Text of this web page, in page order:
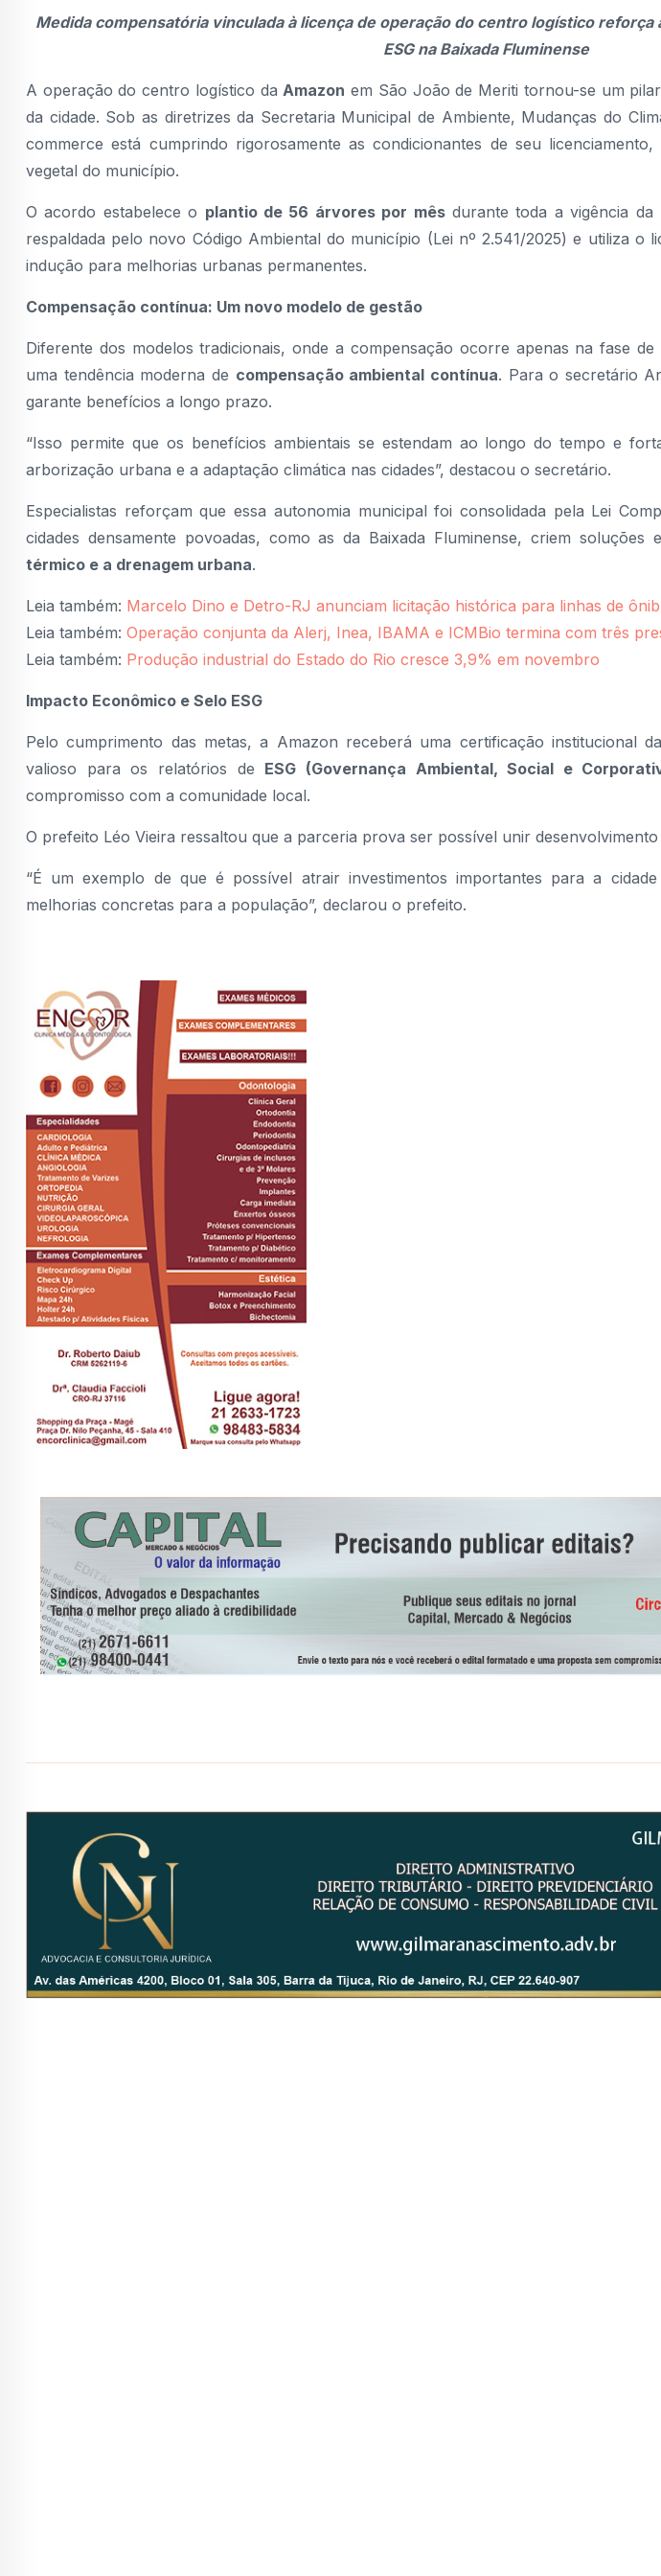
Medida compensatória vinculada à licença de operação do centro logístico reforça
ESG na Baixada Fluminense
A operação do centro logístico da Amazon em São João de Meriti tornou-se um
da cidade. Sob as diretrizes da Secretaria Municipal de Ambiente, Mudanças do
commerce está cumprindo rigorosamente as condicionantes de seu
vegetal do município.
O acordo estabelece o plantio de 56 árvores por mêsdurante toda a vigência da
respaldada pelo novo Código Ambiental do município (Lei nº 2.541/2025) e utiliza o
indução para melhorias urbanas permanentes.
Compensação contínua: Um novo modelo de gestão
Diferente dos modelos tradicionais, onde a compensação ocorre apenas na fase
uma tendência moderna de compensação ambiental contínua. Para o secretário
garante benefícios a longo prazo.
“Isso permite que os benefícios ambientais se estendam ao longo do tempo e
arborização urbana e a adaptação climática nas cidades”, destacou o secretário.
Especialistas reforçam que essa autonomia municipal foi consolidada pela Lei
cidades densamente povoadas, como as da Baixada Fluminense, criem soluções
térmico e a drenagem urbana.
Leia também: Marcelo Dino e Detro-RJ anunciam licitação histórica para linhas de
Leia também: Operação conjunta da Alerj, Inea, IBAMA e ICMBio termina com três
Leia também: Produção industrial do Estado do Rio cresce 3,9% em novembro
Impacto Econômico e Selo ESG
Pelo cumprimento das metas, a Amazon receberá uma certificação institucional
valioso para os relatórios de ESG (Governança Ambiental, Social e
compromisso com a comunidade local.
O prefeito Léo Vieira ressaltou que a parceria prova ser possível unir
“É um exemplo de que é possível atrair investimentos importantes para a
melhorias concretas para a população”, declarou o prefeito.